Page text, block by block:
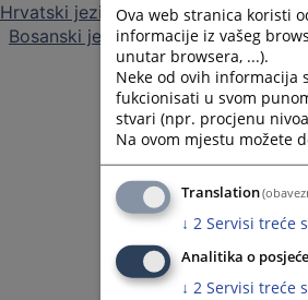
Hrvatski jezik
Bosanski jezik Српски језик
Ova web stranica koristi
informacije iz vašeg
unutar browsera, ...).
Neke od ovih informacija
fukcionisati u svom
stvari (npr. procjenu
Na ovom mjestu možete
Translation
↓ 2 Servisi treće
Analitika o
↓ 2 Servisi treće